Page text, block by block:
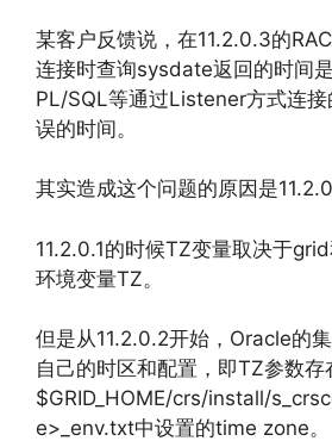
某客户反馈说，在11.2.0.3的
连接时查询sysdate返回的时间
PL/SQL等通过Listener方式连
误的时间。
其实造成这个问题的原因是
11.2.0.1的时候TZ变量取决于
环境变量TZ。
但是从11.2.0.2开始，Oracle的
自己的时区和配置，即TZ参数存
$GRID_HOME/crs/install/
e>_env.txt中设置的time zone。